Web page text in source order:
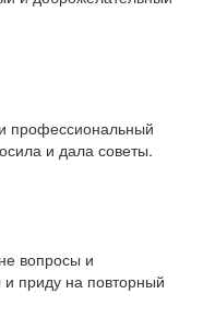
профессиональный
и дала советы.
вопросы и
приду на повторный